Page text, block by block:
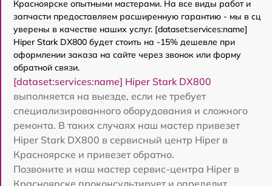
Красноярске опытными мастерами. На все виды работ и
запчасти предоставляем расширенную гарантию - мы в сц
уверены в качестве наших услуг. [dataset:services:name]
Hiper Stark DX800 будет стоить на -15% дешевле при
оформлении заказа на сайте через звонок или форму
обратной связи.
[dataset:services:name] Hiper Stark DX800
выполняется на выезде, если не требует
специализированного оборудования и сложного
ремонта. В таких случаях наш мастер привезет
Hiper Stark DX800 в сервисный центр Hiper в
Красноярске и привезет обратно.
Позвоните и наш мастер сервис-центра Hiper в
Красноярске проконсультирует и определит